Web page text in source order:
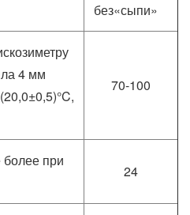
без«сыпи»
4 мм
70-100
при
24